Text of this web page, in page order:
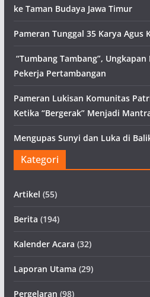
ke Taman Budaya Jawa Timur
Pameran Tunggal 35 Karya Agus
“Tumbang Tambang”,
Pekerja Pertambangan
Pameran Lukisan Komunitas
Ketika “Bergerak” Menjadi
Mengupas Sunyi dan Luka di
Kategori
Artikel (55)
Berita (194)
Kalender Acara (32)
Laporan Utama (29)
Pergelaran (98)